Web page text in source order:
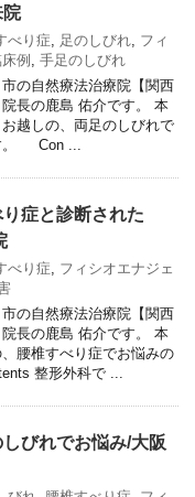
院
べり症 足のしびれ フィ
例 手足のしびれ
の自然療法治療院【関西
長の鹿島 佑介です。 本
越しの、両足のしびれで
。 Con ...
症と診断された
べり症
フィシオエナジェ
の自然療法治療院【関西
長の鹿島 佑介です。 本
腰椎すべり症でお悩みの
整形外科で ...
びれでお悩み/大阪